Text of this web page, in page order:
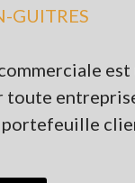
GUITRES
est
toute